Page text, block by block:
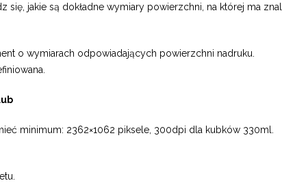
jakie są dokładne wymiary powierzchni, na której ma
o wymiarach odpowiadających powierzchni nadruku.
minimum: 2362×1062 piksele, 300dpi dla kubków 330ml.